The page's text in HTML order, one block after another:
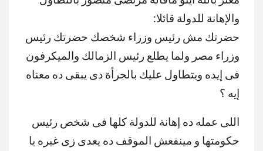
والإهانة للدولة قائلا:
حضرتك مش رئيس وزراء شخصك حضرتك رئيس
وزراء مصر ولما يطلع رئيس الزمالك والميكرفون
فى إيده ويتطاول عليك بالجرأة دى يبقى ده معناه
إيه ؟
اللى عمله ده إهانة للدولة كلها فى شخص رئيس
حكومتها و مينفعش الموقف ده يعدى زى غيره يا